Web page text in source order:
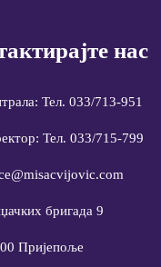
нас
Тел. 033/713-951
Тел. 033/715-799
бригада 9
Пријепоље